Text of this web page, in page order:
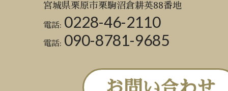
宮城県栗原市栗駒沼倉耕英88番地
電話: 0228-46-2110
電話: 090-8781-9685